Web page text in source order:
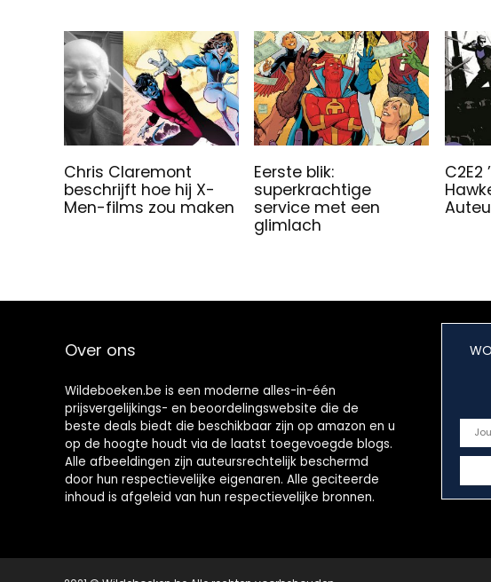
Chris Claremont
beschrijft hoe hij X-
Men-films zou maken
Eerste blik:
superkrachtige
service met een
glimlach
C2E2
Over ons
Wildeboeken.be is een moderne alles-in-één
prijsvergelijkings- en beoordelingswebsite die de
beste deals biedt die beschikbaar zijn op amazon en u
op de hoogte houdt via de laatst toegevoegde blogs.
Alle afbeeldingen zijn auteursrechtelijk beschermd
door hun respectievelijke eigenaren. Alle geciteerde
inhoud is afgeleid van hun respectievelijke bronnen.